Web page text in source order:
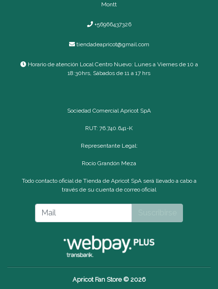
Montt
+56966437326
tiendadeapricot@gmail.com
Horario de atención Local Centro Nuevo: Lunes a Viernes de 10 a
18:30hrs, Sábados de 11 a 17 hrs
Sociedad Comercial Apricot SpA
RUT: 76.740.641-K
Representante Legal:
Rocío Grandón Meza
Todo contacto oficial de Tienda de Apricot SpA será llevado a cabo a
través de su cuenta de correo oficial
Apricot Fan Store © 2026